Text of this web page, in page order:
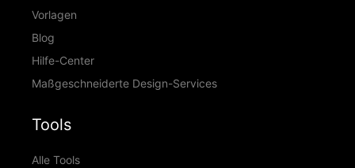
Vorlagen
Blog
Hilfe-Center
Maßgeschneiderte Design-Services
Tools
Alle Tools